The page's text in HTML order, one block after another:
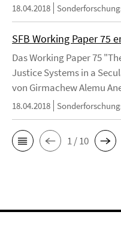
18.04.2018
SFB Working Paper 75
Das Working Paper 75
Justice Systems in a
von Girmachew Alemu
18.04.2018
1 / 10